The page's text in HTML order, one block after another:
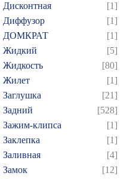
Дисконтная
[1]
Диффузор
[1]
ДОМКРАТ
[1]
Жидкий
[5]
Жидкость
[80]
Жилет
[1]
Заглушка
[21]
Задний
[528]
Зажим-клипса
[1]
Заклепка
[1]
Заливная
[4]
Замок
[12]